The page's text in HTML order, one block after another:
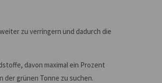
zu verringern und dadurch die
davon maximal ein Prozent
der grünen Tonne zu suchen.